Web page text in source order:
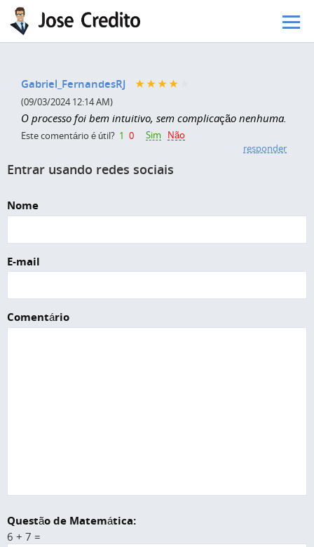
Pular para o conteúdo principal
Gabriel_FernandesRJ
(09/03/2024 12:14 AM)
O processo foi bem intuitivo, sem complicação nenhuma.
Este comentário é útil? 1 0 Sim
Não
responder
Entrar usando redes sociais
Nome
E-mail
Comentário
Questão de Matemática:
6 + 7 =